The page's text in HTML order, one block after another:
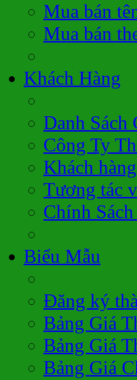
Mua bán
Mua bán
Khách Hàng
Danh Sách
Công Ty
Khách
Tương tác
Chính
Biểu Mẫu
Đăng ký
Bảng Giá
Bảng Giá
Bảng Giá